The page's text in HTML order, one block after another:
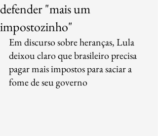
defender "mais um
impostozinho"
Em discurso sobre heranças, Lula
deixou claro que brasileiro precisa
pagar mais impostos para saciar a
fome de seu governo